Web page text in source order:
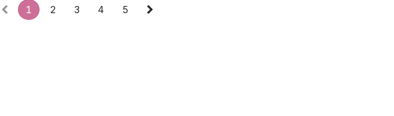
1 2 3 4 5